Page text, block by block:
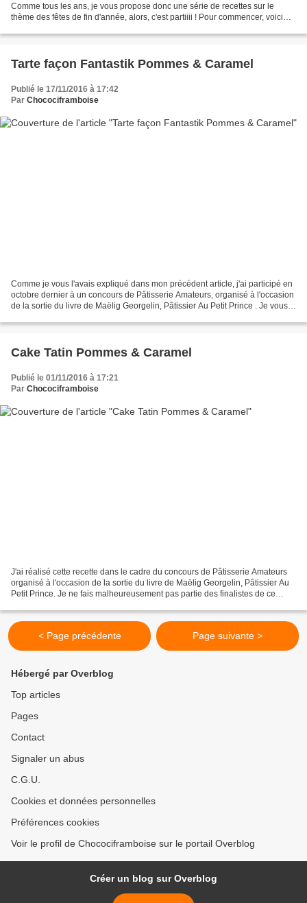
Comme tous les ans, je vous propose donc une série de recettes sur le
thème des fêtes de fin d'année, alors, c'est partiiii ! Pour commencer, voici
Tarte façon Fantastik Pommes & Caramel
Publié le 17/11/2016 à 17:42
Par Chocociframboise
Comme je vous l'avais expliqué dans mon précédent article, j'ai participé en
octobre dernier à un concours de Pâtisserie Amateurs, organisé à l'occasion
de la sortie du livre de Maëlig Georgelin, Pâtissier Au Petit Prince . Je vous
Cake Tatin Pommes & Caramel
Publié le 01/11/2016 à 17:21
Par Chocociframboise
J'ai réalisé cette recette dans le cadre du concours de Pâtisserie Amateurs
organisé à l'occasion de la sortie du livre de Maëlig Georgelin, Pâtissier Au
Petit Prince. Je ne fais malheureusement pas partie des finalistes de ce
< Page précédente Page suivante >
Hébergé par Overblog
Top articles
Pages
Contact
Signaler un abus
C.G.U.
Cookies et données personnelles
Préférences cookies
Voir le profil de Chocociframboise sur le portail Overblog
Créer un blog sur Overblog